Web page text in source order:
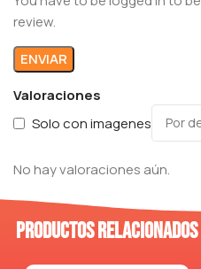
Valoraciones
Solo con imagenes
No hay valoraciones aún.
review.
Productos relacionados